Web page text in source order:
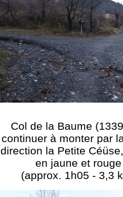
Col de la Baume
continuer à monter par
direction la Petite
en jaune et rouge
(approx. 1h05 - 3,3